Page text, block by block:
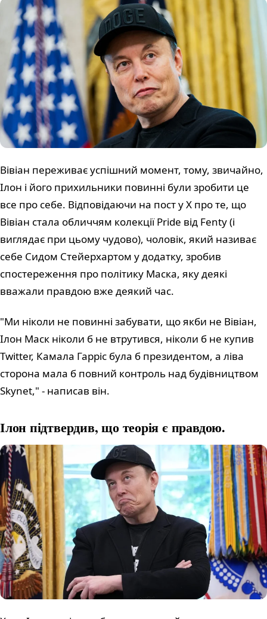
Вівіан переживає успішний момент, тому, звичайно,
Ілон і його прихильники повинні були зробити це
все про себе. Відповідаючи на пост у X про те, що
Вівіан стала обличчям колекції Pride від Fenty (і
виглядає при цьому чудово), чоловік, який називає
себе Сидом Стейерхартом у додатку, зробив
спостереження про політику Маска, яку деякі
вважали правдою вже деякий час.
"Ми ніколи не повинні забувати, що якби не Вівіан,
Ілон Маск ніколи б не втрутився, ніколи б не купив
Twitter, Камала Гарріс була б президентом, а ліва
сторона мала б повний контроль над будівництвом
Skynet," - написав він.
Ілон підтвердив, що теорія є правдою.